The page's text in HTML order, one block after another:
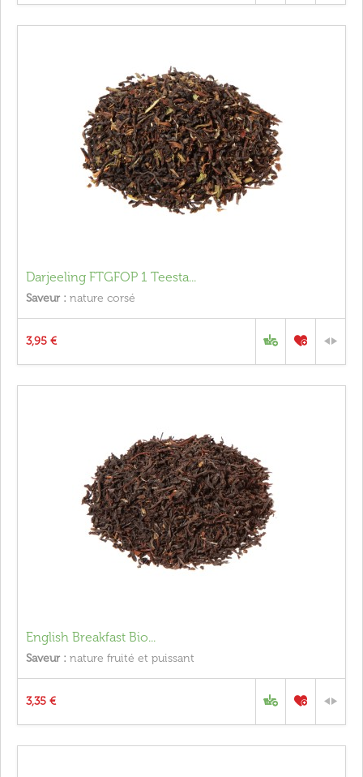
Darjeeling FTGFOP 1 Teesta...
Saveur : nature corsé
3,95 €
English Breakfast Bio...
Saveur : nature fruité et puissant
3,35 €